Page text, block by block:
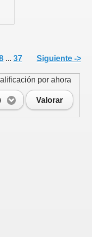
... 37 Siguiente ->
por ahora
Valorar